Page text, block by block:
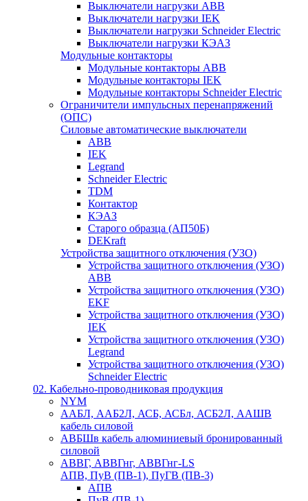
Выключатели нагрузки ABB
Выключатели нагрузки IEK
Выключатели нагрузки Schneider Electric
Выключатели нагрузки КЭАЗ
Модульные контакторы
Модульные контакторы ABB
Модульные контакторы IEK
Модульные контакторы Schneider Electric
Ограничители импульсных перенапряжений
(ОПС)
Силовые автоматические выключатели
ABB
IEK
Legrand
Schneider Electric
TDM
Контактор
КЭАЗ
Старого образца (АП50Б)
DEKraft
Устройства защитного отключения (УЗО)
Устройства защитного отключения (УЗО)
ABB
Устройства защитного отключения (УЗО)
EKF
Устройства защитного отключения (УЗО)
IEK
Устройства защитного отключения (УЗО)
Legrand
Устройства защитного отключения (УЗО)
Schneider Electric
02. Кабельно-проводниковая продукция
NYM
ААБЛ, ААБ2Л, АСБ, АСБл, АСБ2Л, ААШВ
кабель силовой
АВБШв кабель алюминиевый бронированный
силовой
АВВГ, АВВГнг, АВВГнг-LS
АПВ, ПуВ (ПВ-1), ПуГВ (ПВ-3)
АПВ